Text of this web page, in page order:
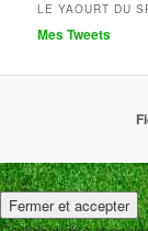
LE YAOURT DU
Mes Tweets